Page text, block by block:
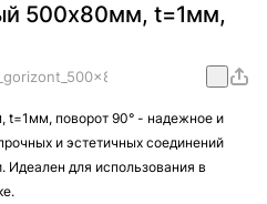
500x80мм, t=1мм,
t=1мм, поворот 90° - надежное и
и эстетичных соединений
для использования в